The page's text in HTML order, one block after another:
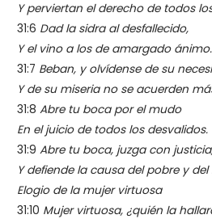
Y perviertan el derecho de todos
31:6 Dad la sidra al desfallecido,
Y el vino a los de amargado ánimo.
31:7 Beban, y olvídense de su
Y de su miseria no se acuerden
31:8Abre tu boca por el mudo
En el juicio de todos los desvalidos.
31:9Abre tu boca, juzga con
Y defiende la causa del pobre y
Elogio de la mujer virtuosa
31:10 Mujer virtuosa, ¿quién la